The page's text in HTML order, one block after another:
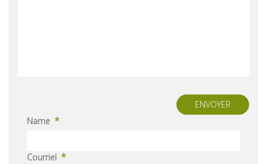
ENVOYER
Name *
Courriel *